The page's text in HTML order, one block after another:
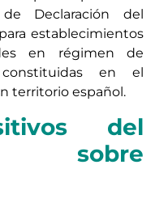
Declaración del
establecimientos
en régimen de
en el
territorio español.
del
sobre